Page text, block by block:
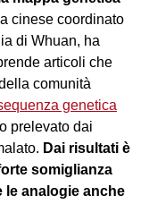
cinese coordinato
di Whuan, ha
articoli che
comunità
genetica
prelevato dai
Dai risultati è
somiglianza
le analogie anche